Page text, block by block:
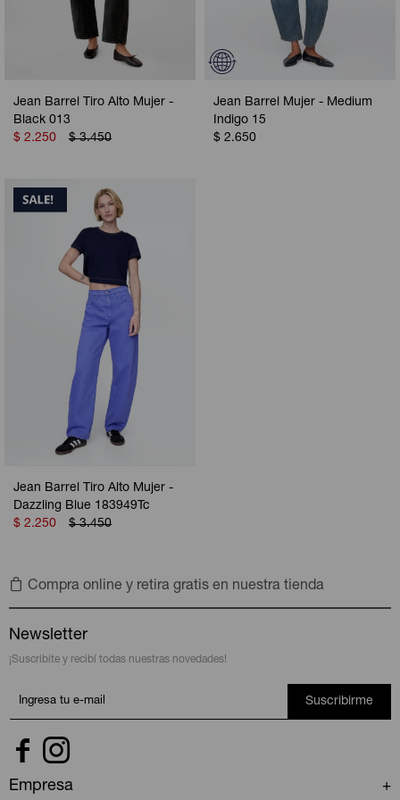
Jean Barrel Tiro Alto Mujer -
Black 013
$ 2.250 $ 3.450
Jean Barrel Mujer - Medium
Indigo 15
$ 2.650
Jean Barrel Tiro Alto Mujer -
Dazzling Blue 183949Tc
$ 2.250 $ 3.450
Compra online y retira gratis en nuestra tienda
Newsletter
¡Suscribite y recibí todas nuestras novedades!
Suscribirme
 
Empresa